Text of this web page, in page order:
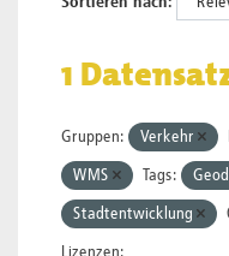
1
Gruppen: Verkehr
WMS Tags:
Stadtentwicklung
Lizenzen: